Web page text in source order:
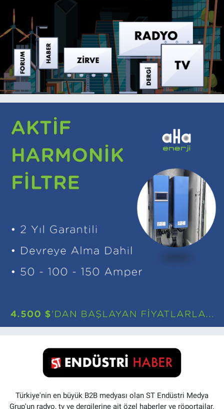
Türkiye'nin en büyük B2B medyası olan ST Endüstri Medya
Grup'un radyo, tv ve dergilerine ait özel haberler ve röportajlar.